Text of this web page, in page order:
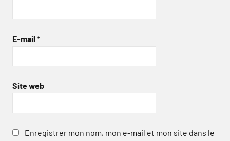
E-mail *
Site web
Enregistrer mon nom, mon e-mail et mon site dans le